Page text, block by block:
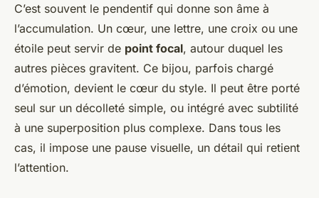
C’est souvent le pendentif qui donne son âme à
l’accumulation. Un cœur, une lettre, une croix ou une
étoile peut servir de point focal, autour duquel les
autres pièces gravitent. Ce bijou, parfois chargé
d’émotion, devient le cœur du style. Il peut être porté
seul sur un décolleté simple, ou intégré avec subtilité
à une superposition plus complexe. Dans tous les
cas, il impose une pause visuelle, un détail qui retient
l’attention.